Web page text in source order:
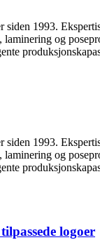
1993.
og
1993.
og
logoer